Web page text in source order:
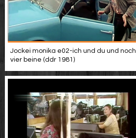
Jockei monika e02-ich und du und noch
vier beine (ddr 1981)